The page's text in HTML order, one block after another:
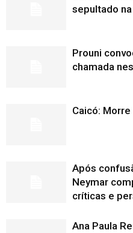
sepultado na
Prouni
chamada
Caicó:
Após
Neymar
críticas e
Ana Paula